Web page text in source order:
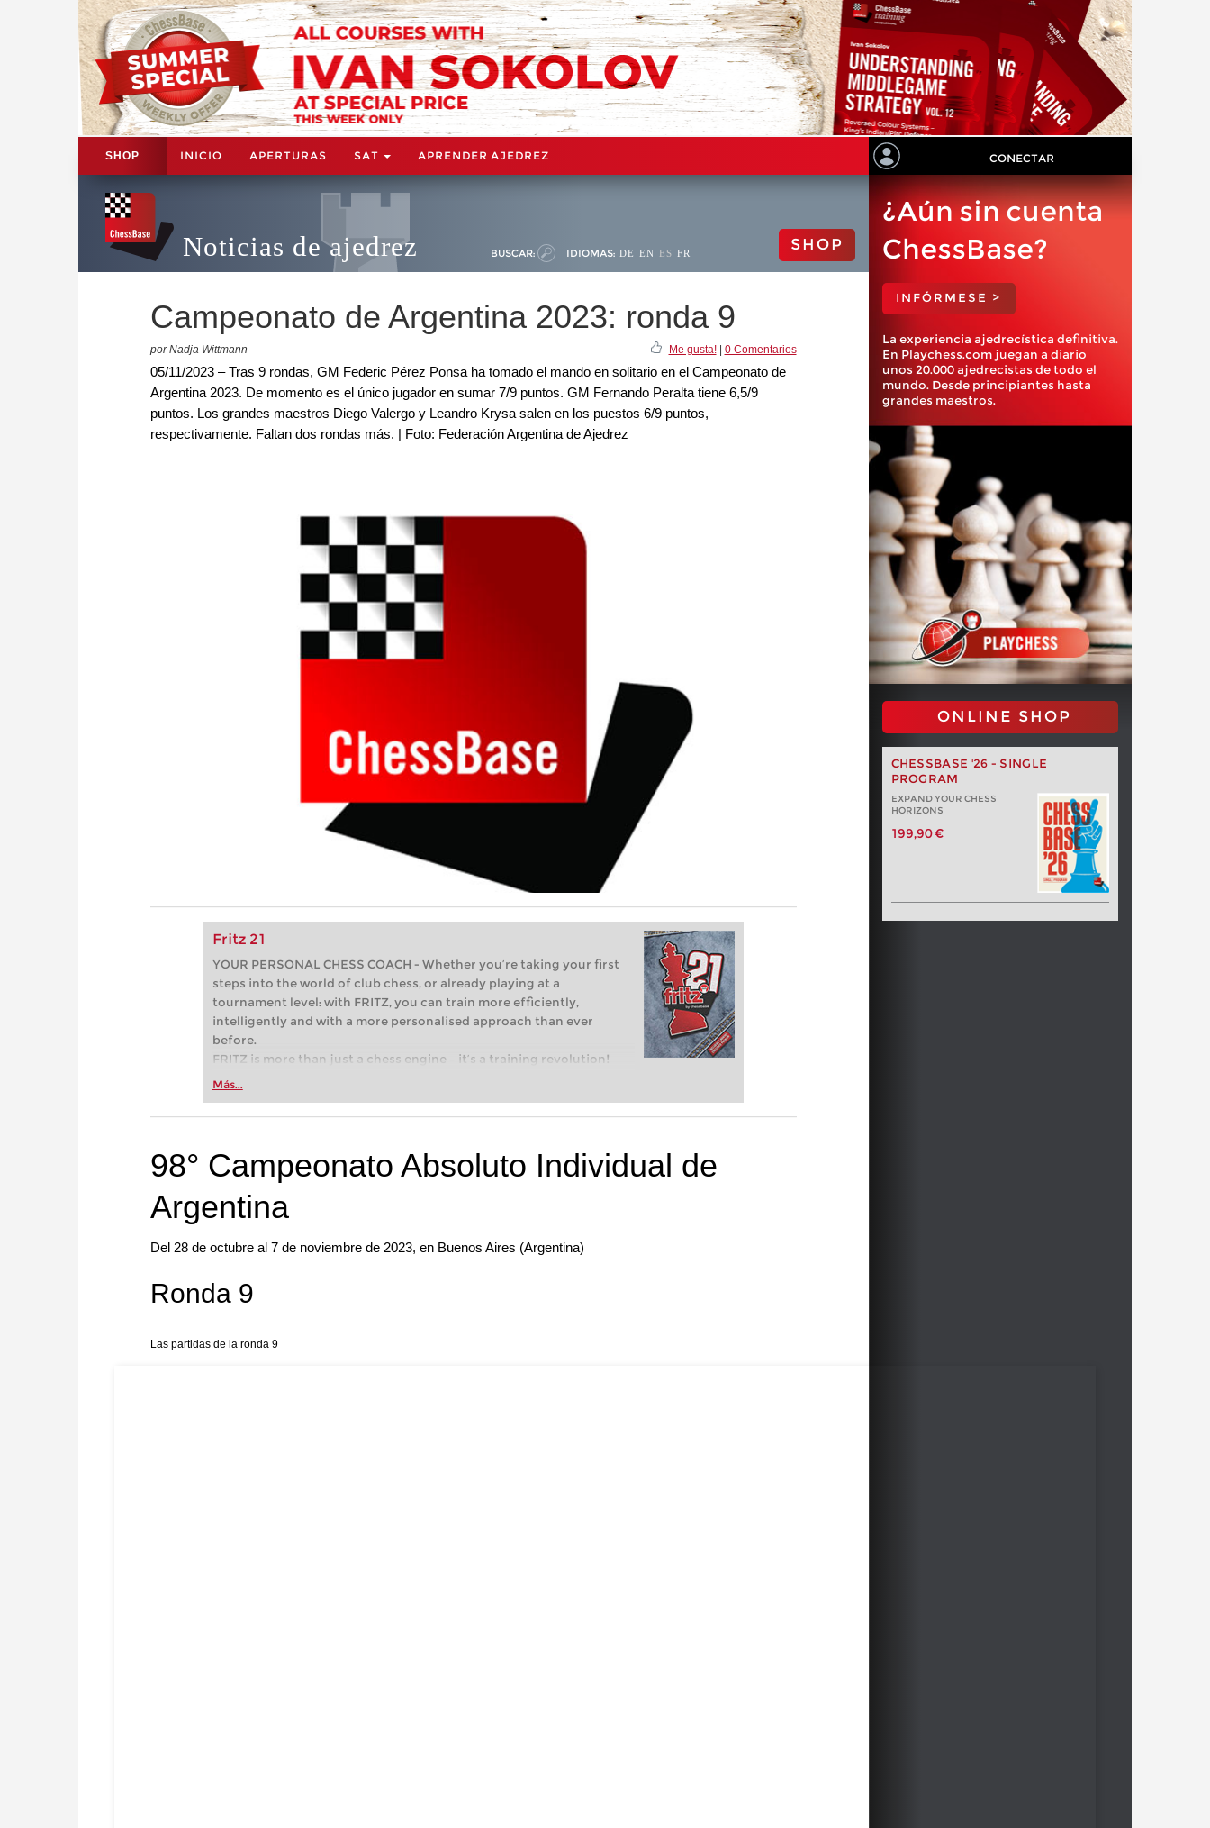
SHOP INICIO APERTURAS SAT APRENDER AJEDREZ CONECTAR
Noticias de ajedrez BUSCAR: IDIOMAS: DE EN ES FR SHOP
Campeonato de Argentina 2023: ronda 9
por Nadja Wittmann Me gusta!| 0 Comentarios
05/11/2023 – Tras 9 rondas, GM Federic Pérez Ponsa ha tomado el mando en solitario en el Campeonato de
Argentina 2023. De momento es el único jugador en sumar 7/9 puntos. GM Fernando Peralta tiene 6,5/9
puntos. Los grandes maestros Diego Valergo y Leandro Krysa salen en los puestos 6/9 puntos,
respectivamente. Faltan dos rondas más. | Foto: Federación Argentina de Ajedrez
Fritz 21
YOUR PERSONAL CHESS COACH - Whether you’re taking your first
steps into the world of club chess, or already playing at a
tournament level: with FRITZ, you can train more efficiently,
intelligently and with a more personalised approach than ever
before.
FRITZ is more than just a chess engine – it’s a training revolution!
Whether you’re taking your first steps into the world of club chess,
more efficiently, intelligently and with a more personalised
Más...
¿Aún sin cuenta
ChessBase?
INFÓRMESE >
La experiencia ajedrecística definitiva.
En Playchess.com juegan a diario
unos 20.000 ajedrecistas de todo el
mundo. Desde principiantes hasta
grandes maestros.
ONLINE SHOP
CHESSBASE '26 - SINGLE
PROGRAM
EXPAND YOUR CHESS
HORIZONS
199,90 €
98° Campeonato Absoluto Individual de
Argentina
Del 28 de octubre al 7 de noviembre de 2023, en Buenos Aires (Argentina)
Ronda 9
Las partidas de la ronda 9